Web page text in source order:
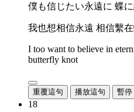
僕も信じたい永遠に 蝶
我也想相信永遠 相信繫
I too want to believe in
butterfly knot
重覆這句 播放這句 暫停
18